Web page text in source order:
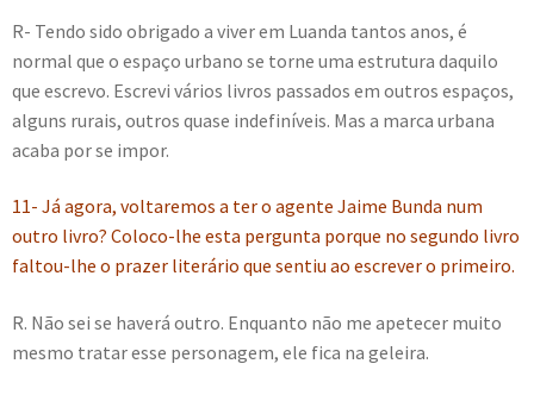
R- Tendo sido obrigado a viver em Luanda tantos anos, é
normal que o espaço urbano se torne uma estrutura daquilo
que escrevo. Escrevi vários livros passados em outros espaços,
alguns rurais, outros quase indefiníveis. Mas a marca urbana
acaba por se impor.
11- Já agora, voltaremos a ter o agente Jaime Bunda num
outro livro? Coloco-lhe esta pergunta porque no segundo livro
faltou-lhe o prazer literário que sentiu ao escrever o primeiro.
R. Não sei se haverá outro. Enquanto não me apetecer muito
mesmo tratar esse personagem, ele fica na geleira.